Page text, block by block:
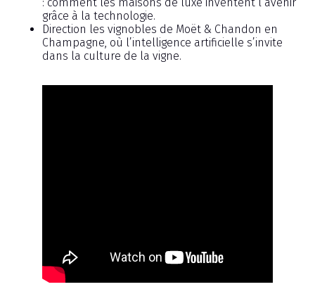
grâce à la technologie.
Direction les vignobles de Moët & Chandon en
Champagne, où l’intelligence artificielle s’invite
dans la culture de la vigne.